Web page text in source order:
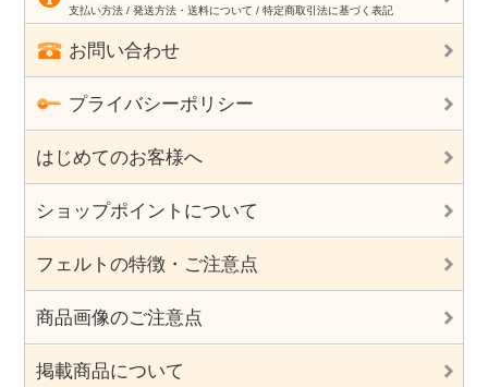
支払い方法 / 発送方法・送料について / 特定商取引法に基づく表記
お問い合わせ
プライバシーポリシー
はじめてのお客様へ
ショップポイントについて
フェルトの特徴・ご注意点
商品画像のご注意点
掲載商品について